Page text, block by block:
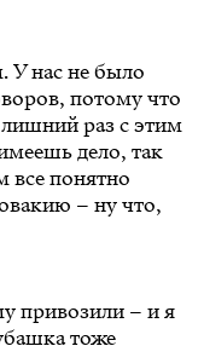
У нас не было
потому что
раз с этим
дело, так
все понятно
– ну что,
привозили – и я
тоже